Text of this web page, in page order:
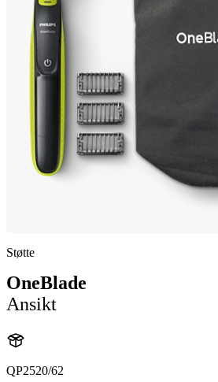
Støtte
OneBlade
Ansikt
QP2520/62